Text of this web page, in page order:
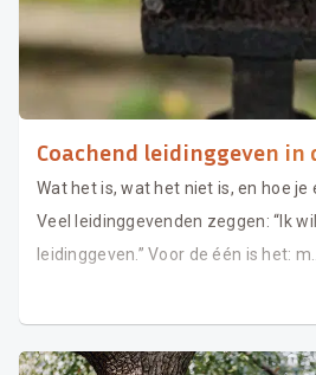
Coachend leidinggeven
Wat het is, wat het niet is, en hoe
Veel leidinggevenden zeggen: “Ik
leidinggeven.” Voor de één is het: